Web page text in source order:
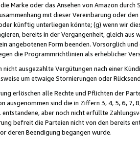
Marke oder das Ansehen von Amazon
mit dieser Vereinbarung oder
künftig unterliegen könnte; (g) wenn wir
bereits in der Vergangenheit, gleich
angebotenen Form beenden. Vorsorglich
die Programmrichtlinien als erheblicher
ausgezahlte Vergütungen nach einer
um etwaige Stornierungen oder
erlöschen alle Rechte und Pflichten der
ausgenommen sind die in Ziffern 3, 4, 5, 6,
aber noch nicht erfüllte
befreit die Parteien nicht von den bereits
deren Beendigung begangen wurde.